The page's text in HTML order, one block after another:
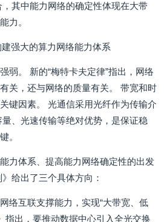
其中能力网络的确定性体现在大带
力。
强大的算力网络能力体系
弱。 新的“梅特卡夫定律”指出，网络
关，还与网络的质量有关。 带宽和时
键因素。 光通信采用光纤作为传输介
、光速传输等绝对优势，是保证稳
。
力体系、提高能力网络确定性的出发
给出了三个具体方向：
络互联支撑能力，实现“大带宽、低
指出，要推动数据中心引入全光交换